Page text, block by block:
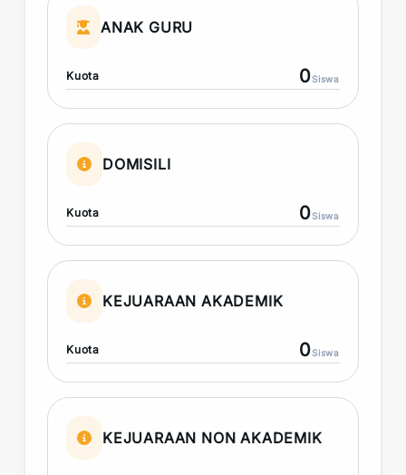
ANAK GURU
Kuota 0Siswa
DOMISILI
Kuota 0Siswa
KEJUARAAN AKADEMIK
Kuota 0Siswa
KEJUARAAN NON AKADEMIK